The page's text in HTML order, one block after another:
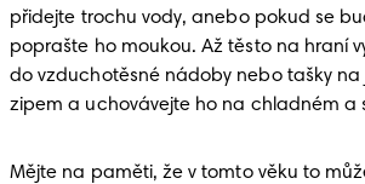
přidejte trochu vody, anebo pokud se
poprašte ho moukou. Až těsto na hraní
do vzduchotěsné nádoby nebo tašky na
zipem a uchovávejte ho na chladném a
Mějte na paměti, že v tomto věku to